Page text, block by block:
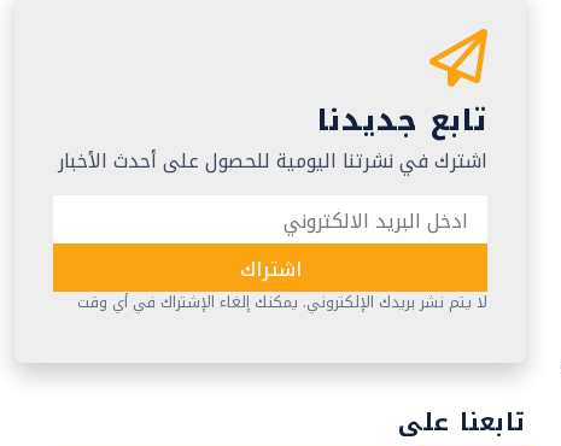
تابع جديدنا
اشترك في نشرتنا اليومية للحصول على أحدث الأخبار
اشتراك
لا يتم نشر بريدك الإلكتروني. يمكنك إلغاء الإشتراك في أي وقت
تابعنا على